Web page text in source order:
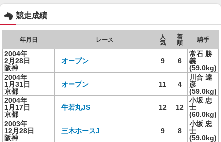
競走成績
年月日 レース
人
気
着
順
騎手
2004年
2月28日
阪神
オープン 9 6
常石 勝
義
(59.0kg)
2004年
1月31日
京都
オープン 11 4
川合 達
彦
(59.0kg)
2004年
1月17日
京都
牛若丸JS 12 12
小坂 忠
士
(60.0kg)
2003年
12月28日
阪神
三木ホースJ 9 8
小坂 忠
士
(59.0kg)